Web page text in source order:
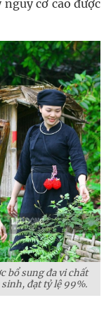
cơ cao được
bổ sung đa vi chất
đạt tỷ lệ 99%.